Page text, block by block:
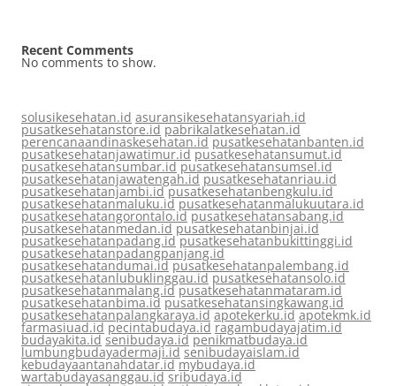
Recent Comments
No comments to show.
solusikesehatan.id asuransikesehatansyariah.id
pusatkesehatanstore.id pabrikalatkesehatan.id
perencanaandinaskesehatan.id pusatkesehatanbanten.id
pusatkesehatanjawatimur.id pusatkesehatansumut.id
pusatkesehatansumbar.id pusatkesehatansumsel.id
pusatkesehatanjawatengah.id pusatkesehatanriau.id
pusatkesehatanjambi.id pusatkesehatanbengkulu.id
pusatkesehatanmaluku.id pusatkesehatanmalukuutara.id
pusatkesehatangorontalo.id pusatkesehatansabang.id
pusatkesehatanmedan.id pusatkesehatanbinjai.id
pusatkesehatanpadang.id pusatkesehatanbukittinggi.id
pusatkesehatanpadangpanjang.id
pusatkesehatandumai.id pusatkesehatanpalembang.id
pusatkesehatanlubuklinggau.id pusatkesehatansolo.id
pusatkesehatanmalang.id pusatkesehatanmataram.id
pusatkesehatanbima.id pusatkesehatansingkawang.id
pusatkesehatanpalangkaraya.id apotekerku.id apotekmk.id
farmasiuad.id pecintabudaya.id ragambudayajatim.id
budayakita.id senibudaya.id penikmatbudaya.id
lumbungbudayadermaji.id senibudayaislam.id
kebudayaantanahdatar.id mybudaya.id
wartabudayasanggau.id sribudaya.id